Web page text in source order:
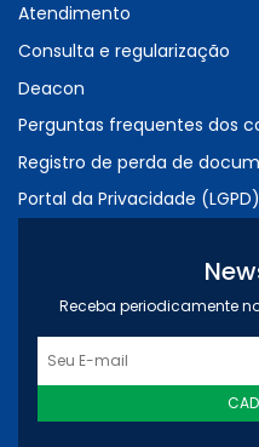
Atendimento
Consulta e regularização
Deacon
Perguntas frequentes dos
Registro de perda de
Portal da Privacidade (LGPD)
Receba periodicamente